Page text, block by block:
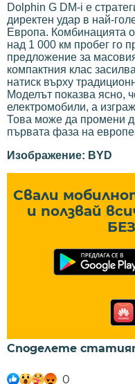
Dolphin G DM-i е
директен удар в най-
Европа. Комбинацията
над 1 000 км пробег го
предложение за
компактния клас
натиск върху
Моделът показва ясно,
електромобили, а
Това може да промени
първата фаза на
Изображение: BYD
Свали
и ползвай
Споделете
0